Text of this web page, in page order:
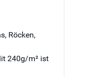
Röcken,
240g/m² ist